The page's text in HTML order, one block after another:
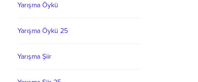
Yarışma Öykü
Yarışma Öykü 25
Yarışma Şiir